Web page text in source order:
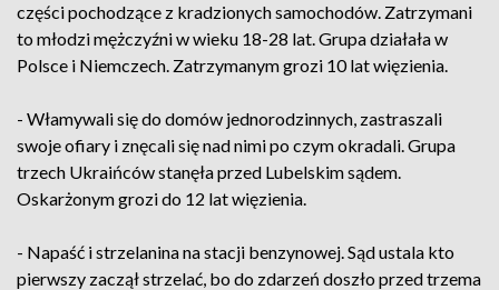
części pochodzące z kradzionych samochodów. Zatrzymani
to młodzi mężczyźni w wieku 18-28 lat. Grupa działała w
Polsce i Niemczech. Zatrzymanym grozi 10 lat więzienia.
- Włamywali się do domów jednorodzinnych, zastraszali
swoje ofiary i znęcali się nad nimi po czym okradali. Grupa
trzech Ukraińców stanęła przed Lubelskim sądem.
Oskarżonym grozi do 12 lat więzienia.
- Napaść i strzelanina na stacji benzynowej. Sąd ustala kto
pierwszy zaczął strzelać, bo do zdarzeń doszło przed trzema